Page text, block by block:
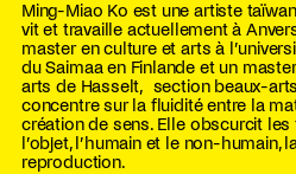
Ming-Miao Ko est une artiste
vit et travaille actuellement à
master en culture et arts à
du Saimaa en Finlande et un
arts de Hasselt, section beaux-
concentre sur la fluidité entre la
création de sens. Elle obscurcit
l’objet, l’humain et le non-humain,
reproduction.